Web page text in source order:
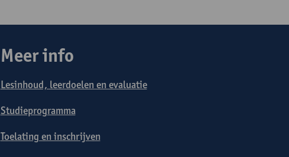
Meer info
Lesinhoud, leerdoelen en evaluatie
Studieprogramma
Toelating en inschrijven